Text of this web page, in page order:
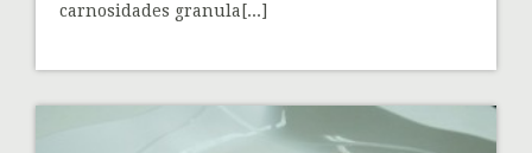
carnosidades granula[...]